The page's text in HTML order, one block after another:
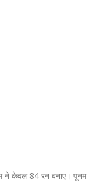
ने केवल 84 रन बनाए। पूनम